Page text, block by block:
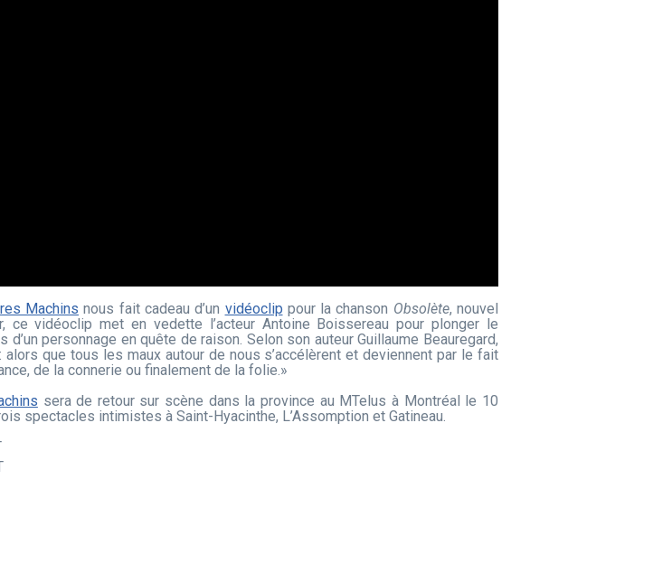
Machins nous fait cadeau d’un vidéoclip pour la chanson Obsolète, nouvel
ce vidéoclip met en vedette l’acteur Antoine Boissereau pour plonger le
personnage en quête de raison. Selon son auteur Guillaume Beauregard,
que tous les maux autour de nous s’accélèrent et deviennent par le fait
de la connerie ou finalement de la folie.»
sera de retour sur scène dans la province au MTelus à Montréal le 10
spectacles intimistes à Saint-Hyacinthe, L’Assomption et Gatineau.